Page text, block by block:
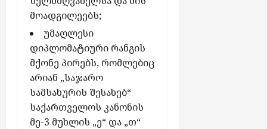
მოადგილეებს;
უმაღლესი
დიპლომატიური რანგის
მქონე პირებს, რომლებიც
არიან „საჯარო
სამსახურის შესახებ“
საქართველოს კანონის
მე-3 მუხლის „ე“ და „თ“